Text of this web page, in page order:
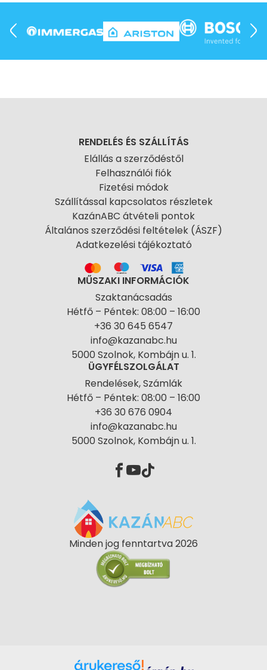
RENDELÉS ÉS SZÁLLÍTÁS
Elállás a szerződéstől
Felhasználói fiók
Fizetési módok
Szállítással kapcsolatos részletek
KazánABC átvételi pontok
Általános szerződési feltételek (ÁSZF)
Adatkezelési tájékoztató
MŰSZAKI INFORMÁCIÓK
Szaktanácsadás
Hétfő – Péntek: 08:00 – 16:00
+36 30 645 6547
info@kazanabc.hu
5000 Szolnok, Kombájn u. 1.
ÜGYFÉLSZOLGÁLAT
Rendelések, Számlák
Hétfő – Péntek: 08:00 – 16:00
+36 30 676 0904
info@kazanabc.hu
5000 Szolnok, Kombájn u. 1.
Minden jog fenntartva 2026